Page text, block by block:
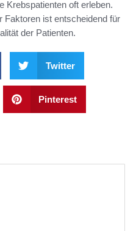
Krebspatienten oft erleben.
Faktoren ist entscheidend für
der Patienten.
Twitter
Pinterest